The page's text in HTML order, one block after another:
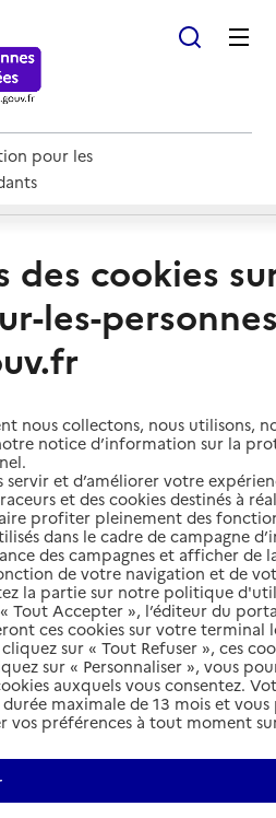
pour les
par département
à domicile (aide)
Sorts (30200) :
autonomie à
cette recherche aux favoris
(aide)
des cookies
les-
nous collectons, nous utilisons,
notice d’information sur la
et d’améliorer votre
et des cookies destinés à
profiter pleinement des
dans le cadre de campagne
des campagnes et afficher de
de votre navigation et de
la partie sur notre politique
Tout Accepter », l’éditeur du
ces cookies sur votre terminal
sur « Tout Refuser », ces
sur « Personnaliser », vous
auxquels vous consentez.
maximale de 13 mois et
préférences à tout moment